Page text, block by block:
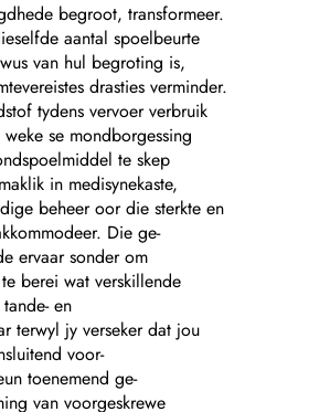
begroot, transformeer.
aantal spoelbeurte
van hul begroting is,
drasties verminder.
tydens vervoer verbruik
se mondborgessing
te skep
in medisynekaste,
beheer oor die sterkte en
Die ge-
ervaar sonder om
berei wat verskillende
en
terwyl jy verseker dat jou
voor-
toenemend ge-
van voorgeskrewe